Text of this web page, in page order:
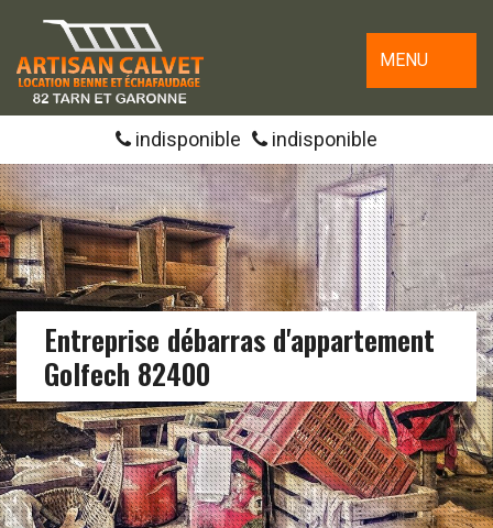
MENU
indisponible indisponible
Entreprise débarras d'appartement
Golfech 82400